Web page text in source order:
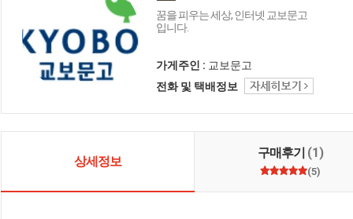
꿈을 피우는 세상, 인터넷 교보문고
입니다.
가게주인 : 교보문고
전화 및 택배정보
상세정보
구매후기 (1)
(5)